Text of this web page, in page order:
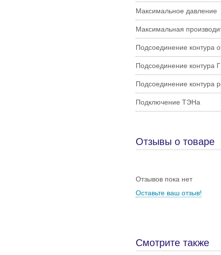
Максимальное давление
Максимальная
Подсоединение контура
Подсоединение контура
Подсоединение контура
Подключение ТЭНа
Отзывы о товаре
Отзывов пока нет
Оставьте ваш отзыв!
Смотрите также